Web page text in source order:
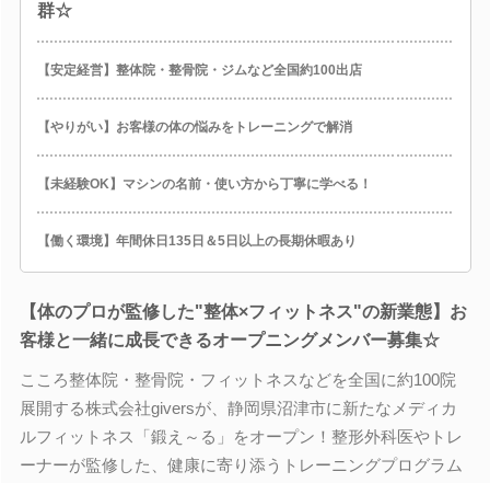
群☆
【安定経営】整体院・整骨院・ジムなど全国約100出店
【やりがい】お客様の体の悩みをトレーニングで解消
【未経験OK】マシンの名前・使い方から丁寧に学べる！
【働く環境】年間休日135日＆5日以上の長期休暇あり
【体のプロが監修した"整体×フィットネス"の新業態】お
客様と一緒に成長できるオープニングメンバー募集☆
こころ整体院・整骨院・フィットネスなどを全国に約100院
展開する株式会社giversが、静岡県沼津市に新たなメディカ
ルフィットネス「鍛え～る」をオープン！整形外科医やトレ
ーナーが監修した、健康に寄り添うトレーニングプログラム